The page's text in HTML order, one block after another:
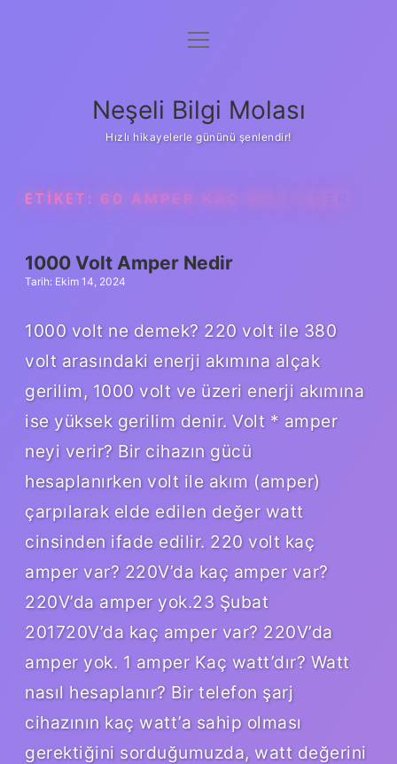
Anasayfa
Yasal Uyarı
menüyü
Neşeli Bilgi Molası
Hızlı hikayelerle gününü şenlendir!
ETIKET: 60 AMPER KAÇ VOLT EDER
1000 Volt Amper Nedir
Tarih: Ekim 14, 2024
1000 volt ne demek? 220 volt ile 380
volt arasındaki enerji akımına alçak
gerilim, 1000 volt ve üzeri enerji akımına
ise yüksek gerilim denir. Volt * amper
neyi verir? Bir cihazın gücü
hesaplanırken volt ile akım (amper)
çarpılarak elde edilen değer watt
cinsinden ifade edilir. 220 volt kaç
amper var? 220V’da kaç amper var?
220V’da amper yok.23 Şubat
201720V’da kaç amper var? 220V’da
amper yok. 1 amper Kaç watt’dır? Watt
nasıl hesaplanır? Bir telefon şarj
cihazının kaç watt’a sahip olması
gerektiğini sorduğumuzda, watt değerini